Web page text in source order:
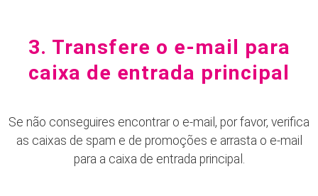
3. Transfere o e-mail para
caixa de entrada principal
Se não conseguires encontrar o e-mail, por favor, verifica
as caixas de spam e de promoções e arrasta o e-mail
para a caixa de entrada principal.